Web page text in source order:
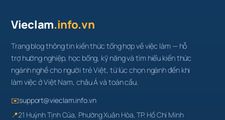
Vieclam.info.vn
Trang blog thông tin kiến thức tổng hợp về việc làm — hỗ
trợ hướng nghiệp, học bổng, kỹ năng và tìm hiểu kiến thức
ngành nghề cho người trẻ Việt, từ lúc chọn ngành đến khi
làm việc ở Việt Nam, châu Á và toàn cầu.
✉️support@vieclam.info.vn
📍21 Huỳnh Tịnh Của, Phường Xuân Hòa, TP. Hồ Chí Minh